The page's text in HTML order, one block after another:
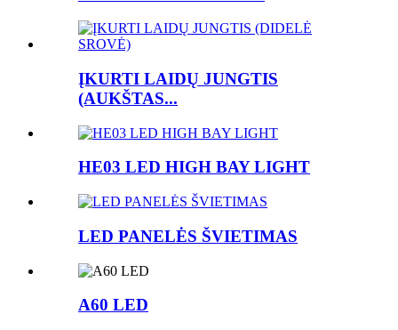
ĮKURTI LAIDŲ JUNGTIS
(AUKŠTAS...
HE03 LED HIGH BAY LIGHT
LED PANELĖS ŠVIETIMAS
A60 LED